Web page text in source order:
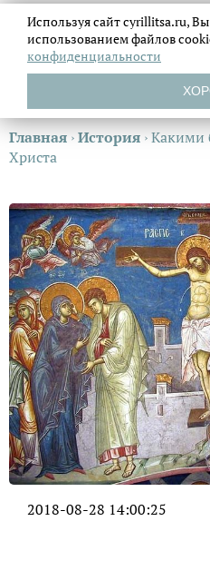
Главная ›История ›Какими
Христа
2018-08-28 14:00:25
Используя сайт cyrillitsa.ru, Вы
использованием файлов
конфиденциальности